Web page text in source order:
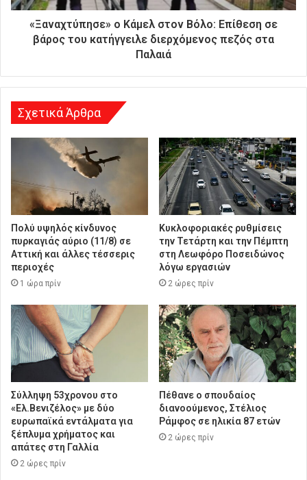
ύ
η
«Ξαναχτύπησε» ο Κάμελ στον Βόλο: Επίθεση σε
βάρος του κατήγγειλε διερχόμενος πεζός στα
Παλαιά
Σχετικά Άρθρα
Πολύ υψηλός κίνδυνος
πυρκαγιάς αύριο (11/8) σε
Αττική και άλλες τέσσερις
περιοχές
1 ώρα πρίν
Κυκλοφοριακές ρυθμίσεις
την Τετάρτη και την Πέμπτη
στη Λεωφόρο Ποσειδώνος
λόγω εργασιών
2 ώρες πρίν
Σύλληψη 53χρονου στο
«Ελ.Βενιζέλος» με δύο
ευρωπαϊκά εντάλματα για
ξέπλυμα χρήματος και
απάτες στη Γαλλία
2 ώρες πρίν
Πέθανε ο σπουδαίος
διανοούμενος, Στέλιος
Ράμφος σε ηλικία 87 ετών
2 ώρες πρίν